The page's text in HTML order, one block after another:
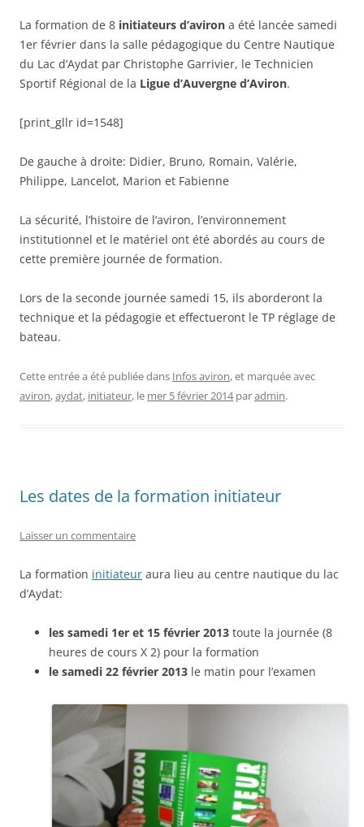
La formation de 8 initiateurs d’aviron a été lancée samedi
1er février dans la salle pédagogique du Centre Nautique
du Lac d’Aydat par Christophe Garrivier, le Technicien
Sportif Régional de la Ligue d’Auvergne d’Aviron.
[print_gllr id=1548]
De gauche à droite: Didier, Bruno, Romain, Valérie,
Philippe, Lancelot, Marion et Fabienne
La sécurité, l’histoire de l’aviron, l’environnement
institutionnel et le matériel ont été abordés au cours de
cette première journée de formation.
Lors de la seconde journée samedi 15, ils aborderont la
technique et la pédagogie et effectueront le TP réglage de
bateau.
Cette entrée a été publiée dans Infos aviron, et marquée avec
aviron,aydat, initiateur, le mer 5 février 2014 paradmin.
Les dates de la formation initiateur
Laisser un commentaire
La formation initiateur aura lieu au centre nautique du lac
d’Aydat:
les samedi 1er et 15 février 2013 toute la journée (8
heures de cours X 2) pour la formation
le samedi 22 février 2013 le matin pour l’examen